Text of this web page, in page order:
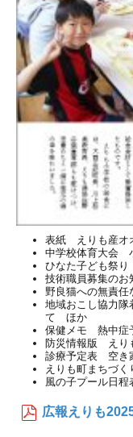
表紙 えりも産オ
中学校体育大会
ひなた子ども祭
技術職員募集の
野良猫への無責
地域おこし協力
て ほか
保健メモ 熱中
防災情報版 えり
診療予定表 空き
えりも町まちづ
風の子プール日
広報えりも